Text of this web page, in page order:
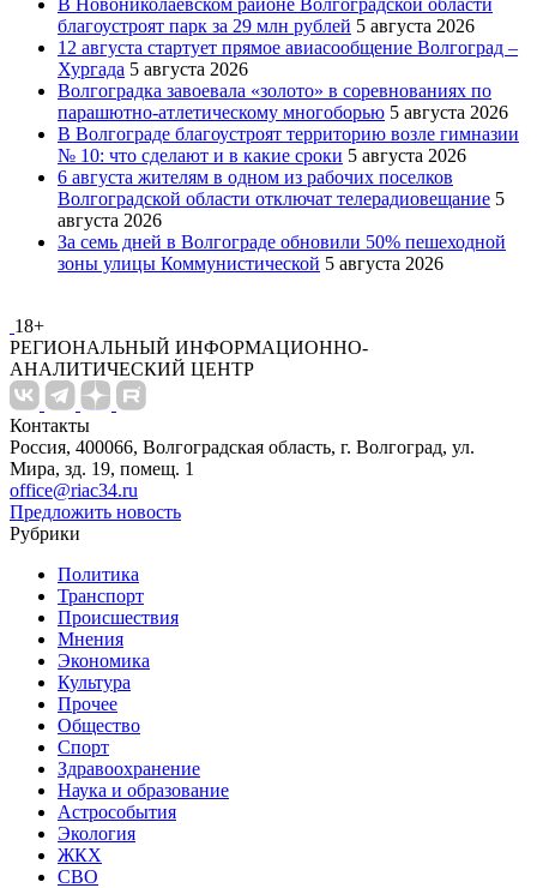
благоустроят парк за 29 млн рублей 5 августа 2026
12 августа стартует прямое авиасообщение Волгоград –
Хургада 5 августа 2026
Волгоградка завоевала «золото» в соревнованиях по
парашютно-атлетическому многоборью 5 августа 2026
В Волгограде благоустроят территорию возле гимназии
№ 10: что сделают и в какие сроки 5 августа 2026
6 августа жителям в одном из рабочих поселков
Волгоградской области отключат телерадиовещание 5
августа 2026
За семь дней в Волгограде обновили 50% пешеходной
зоны улицы Коммунистической 5 августа 2026
18+
РЕГИОНАЛЬНЫЙ ИНФОРМАЦИОННО-
АНАЛИТИЧЕСКИЙ ЦЕНТР
Контакты
Россия, 400066, Волгоградская область, г. Волгоград, ул.
Мира, зд. 19, помещ. 1
office@riac34.ru
Предложить новость
Рубрики
Политика
Транспорт
Происшествия
Мнения
Экономика
Культура
Прочее
Общество
Спорт
Здравоохранение
Наука и образование
Астрособытия
Экология
ЖКХ
СВО